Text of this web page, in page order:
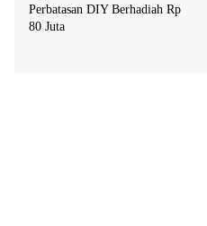
Perbatasan DIY Berhadiah Rp
80 Juta